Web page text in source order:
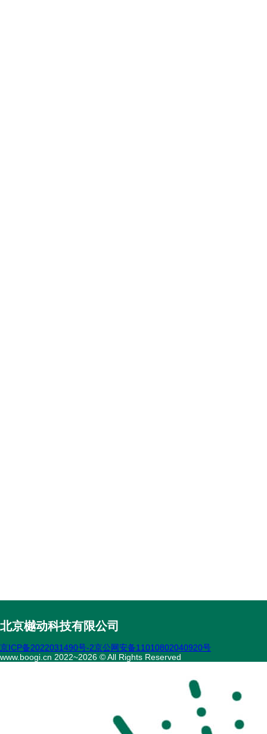
北京樾动科技有限公司
京ICP备2022031490号-2京公网安备11010802040920号
www.boogi.cn 2022~2026 © All Rights Reserved